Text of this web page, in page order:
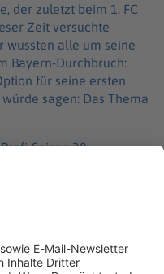
der zuletzt beim 1. FC
Zeit versuchte
wussten alle um seine
Bayern-Durchbruch:
für seine ersten
sagen: Das Thema
Saison 38
dabei 9 Tore.
wurde auf den 18-
in die